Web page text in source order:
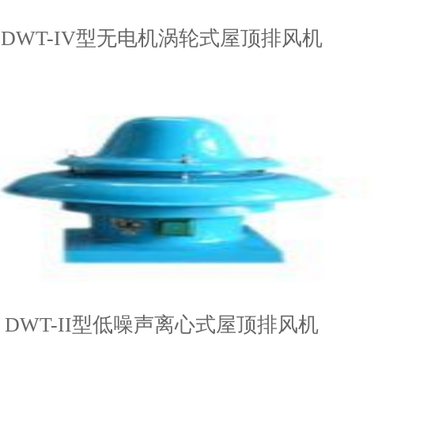
DWT-IV型无电机涡轮式屋顶排风机
DWT-II型低噪声离心式屋顶排风机